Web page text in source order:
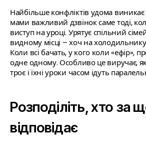
Найбільше конфліктів удома
мами важливий дзвінок саме тоді,
виступ на уроці. Урятує спільний
видному місці – хоч на
Коли всі бачать, у кого коли «ефір»,
одне одному. Особливо це виручає,
троє і їхні уроки часом ідуть
Розподіліть, хто за
відповідає